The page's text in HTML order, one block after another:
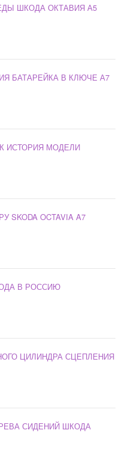
ШКОДА ОКТАВИЯ А5
БАТАРЕЙКА В КЛЮЧЕ А7
ИСТОРИЯ МОДЕЛИ
SKODA OCTAVIA A7
В РОССИЮ
ЦИЛИНДРА СЦЕПЛЕНИЯ
СИДЕНИЙ ШКОДА